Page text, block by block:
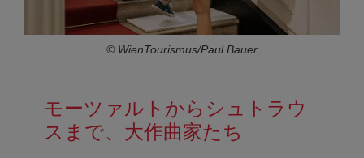
© WienTourismus/Paul Bauer
モーツァルトからシュトラウ
スまで、大作曲家たち